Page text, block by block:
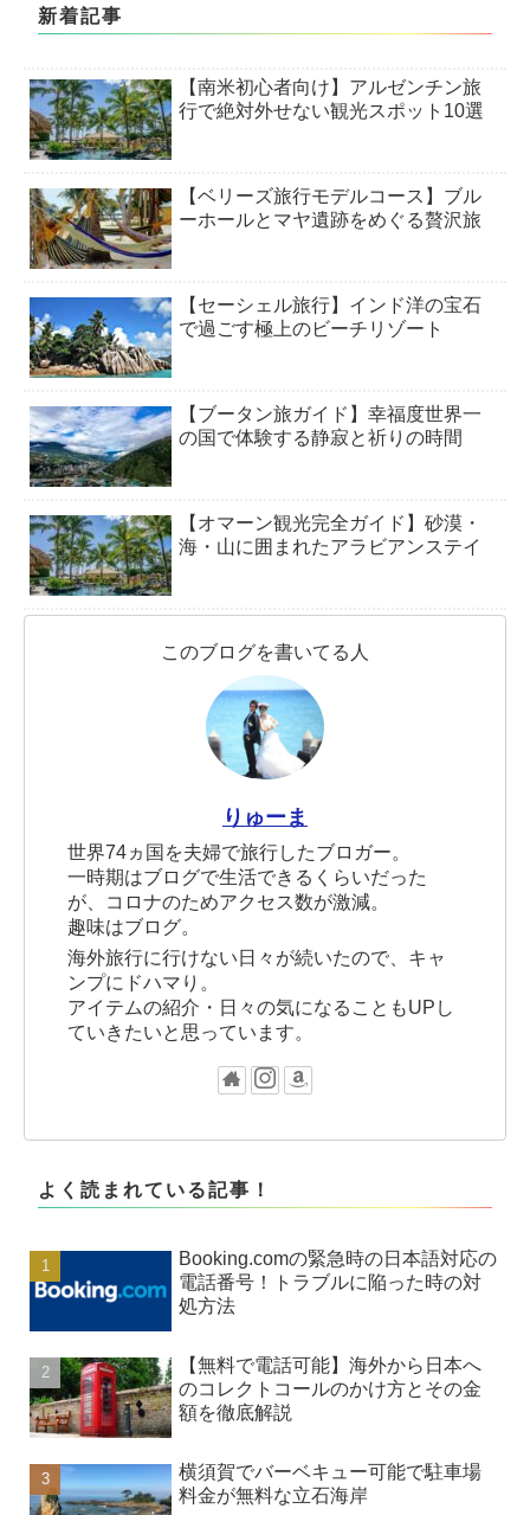
新着記事
【南米初心者向け】アルゼンチン旅
行で絶対外せない観光スポット10選
【ベリーズ旅行モデルコース】ブル
ーホールとマヤ遺跡をめぐる贅沢旅
【セーシェル旅行】インド洋の宝石
で過ごす極上のビーチリゾート
【ブータン旅ガイド】幸福度世界一
の国で体験する静寂と祈りの時間
【オマーン観光完全ガイド】砂漠・
海・山に囲まれたアラビアンステイ
このブログを書いてる人
りゅーま
世界74ヵ国を夫婦で旅行したブロガー。
一時期はブログで生活できるくらいだった
が、コロナのためアクセス数が激減。
趣味はブログ。
海外旅行に行けない日々が続いたので、キャ
ンプにドハマり。
アイテムの紹介・日々の気になることもUPし
ていきたいと思っています。
よく読まれている記事！
Booking.comの緊急時の日本語対応の
電話番号！トラブルに陥った時の対
処方法
【無料で電話可能】海外から日本へ
のコレクトコールのかけ方とその金
額を徹底解説
横須賀でバーベキュー可能で駐車場
料金が無料な立石海岸